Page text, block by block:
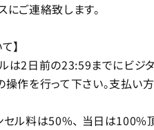
ご連絡致します。
】
は2日前の23:59までにビジ
操作を行って下さい。支払
セル料は50%、 当日は100%